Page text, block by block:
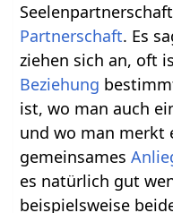
Partnerschaft. Es
ziehen sich an, oft
Beziehung
ist, wo man auch
und wo man merkt
gemeinsames
es natürlich gut
beispielsweise